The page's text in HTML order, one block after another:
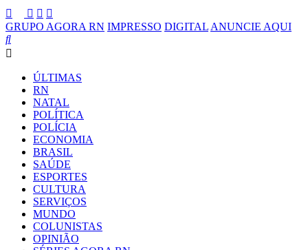
GRUPO AGORA RN IMPRESSO DIGITAL ANUNCIE AQUI
ÚLTIMAS
RN
NATAL
POLÍTICA
POLÍCIA
ECONOMIA
BRASIL
SAÚDE
ESPORTES
CULTURA
SERVIÇOS
MUNDO
COLUNISTAS
OPINIÃO